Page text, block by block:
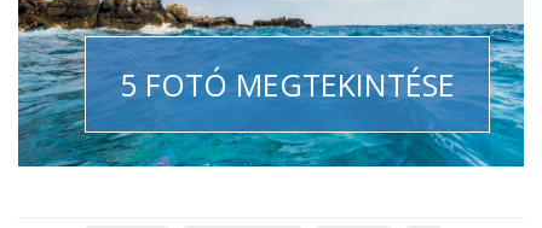
5 FOTÓ MEGTEKINTÉSE